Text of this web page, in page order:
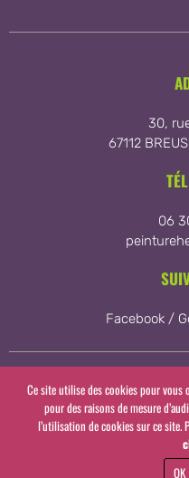
30,
67112
06
Facebook /
Plan du site Mentions
Ce site utilise des cookies pour
pour des raisons de mesure
l’utilisation de cookies sur ce site.
OK